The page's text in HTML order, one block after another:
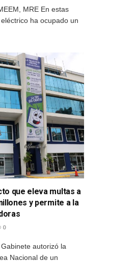
MRE En estas
ha ocupado un
que eleva multas a
y permite a la
0
autorizó la
Nacional de un